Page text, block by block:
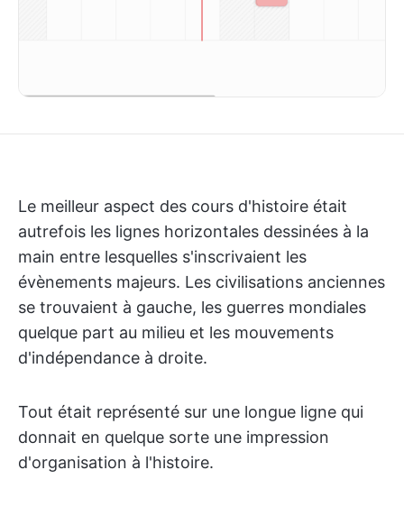
Le meilleur aspect des cours d'histoire était
autrefois les lignes horizontales dessinées à la
main entre lesquelles s'inscrivaient les
évènements majeurs. Les civilisations anciennes
se trouvaient à gauche, les guerres mondiales
quelque part au milieu et les mouvements
d'indépendance à droite.
Tout était représenté sur une longue ligne qui
donnait en quelque sorte une impression
d'organisation à l'histoire.